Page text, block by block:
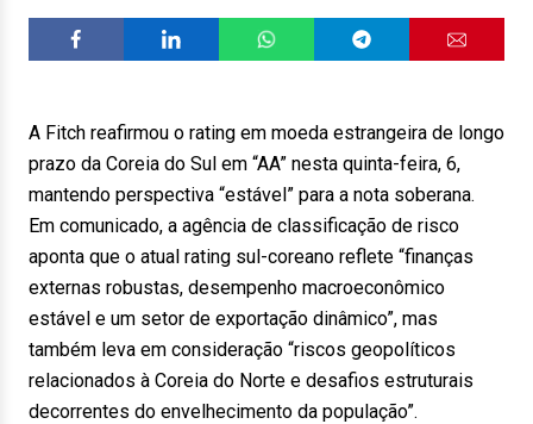
A Fitch reafirmou o rating em moeda estrangeira de longo
prazo da Coreia do Sul em “AA” nesta quinta-feira, 6,
mantendo perspectiva “estável” para a nota soberana.
Em comunicado, a agência de classificação de risco
aponta que o atual rating sul-coreano reflete “finanças
externas robustas, desempenho macroeconômico
estável e um setor de exportação dinâmico”, mas
também leva em consideração “riscos geopolíticos
relacionados à Coreia do Norte e desafios estruturais
decorrentes do envelhecimento da população”.